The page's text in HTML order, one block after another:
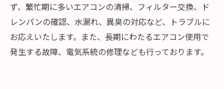
ず、繁忙期に多いエアコンの清掃、フィルター交換、ド
レンパンの確認、水漏れ、異臭の対応など、トラブルに
お応えいたします。また、長期にわたるエアコン使用で
発生する故障、電気系統の修理なども行っております。